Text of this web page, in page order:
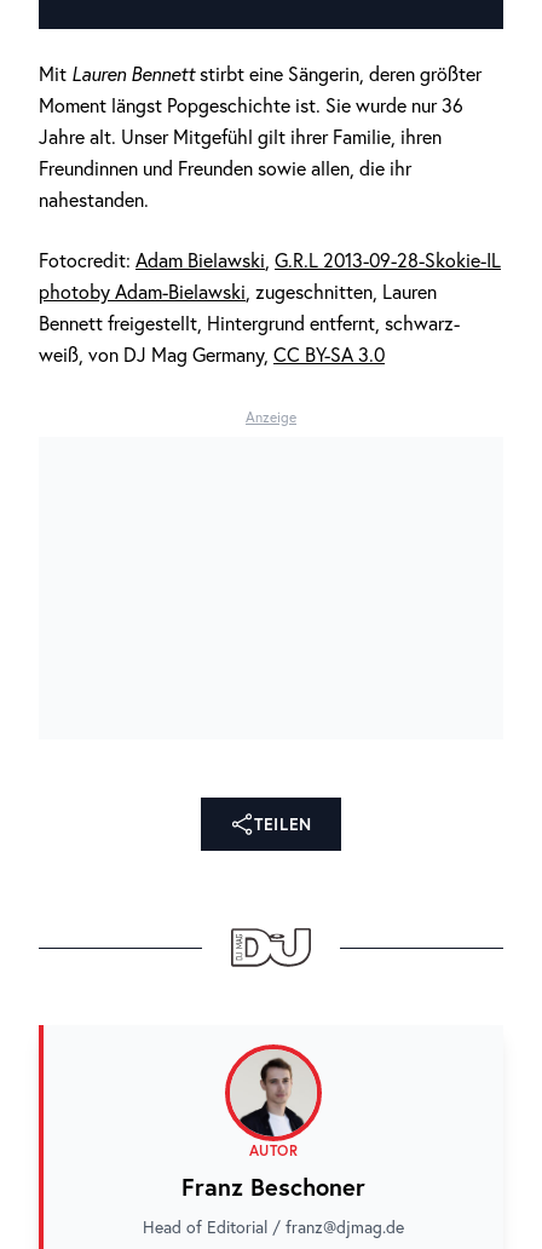
Mit Lauren Bennettstirbt eine Sängerin, deren größter
Moment längst Popgeschichte ist. Sie wurde nur 36
Jahre alt. Unser Mitgefühl gilt ihrer Familie, ihren
Freundinnen und Freunden sowie allen, die ihr
nahestanden.
Fotocredit: Adam Bielawski, G.R.L 2013-09-28-Skokie-IL
photoby Adam-Bielawski, zugeschnitten, Lauren
Bennett freigestellt, Hintergrund entfernt, schwarz-
weiß, von DJ Mag Germany, CC BY-SA 3.0
Anzeige
TEILEN
AUTOR
Franz Beschoner
Head of Editorial / franz@djmag.de